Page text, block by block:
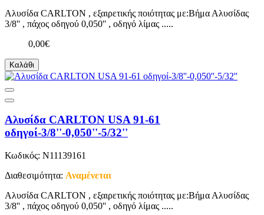
Αλυσίδα CARLTON , εξαιρετικής ποιότητας με:Βήμα Αλυσίδας
3/8'' , πάχος οδηγού 0,050'' , οδηγό λίμας .....
0,00€
Καλάθι
Αλυσίδα CARLTON USA 91-61
οδηγοί-3/8''-0,050''-5/32''
Κωδικός: N11139161
Διαθεσιμότητα: Αναμένεται
Αλυσίδα CARLTON , εξαιρετικής ποιότητας με:Βήμα Αλυσίδας
3/8'' , πάχος οδηγού 0,050'' , οδηγό λίμας .....